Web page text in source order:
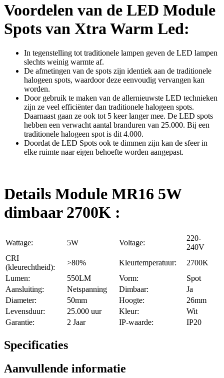
Voordelen van de LED Module
Spots van Xtra Warm Led:
In tegenstelling tot traditionele lampen geven de LED lampen
slechts weinig warmte af.
De afmetingen van de spots zijn identiek aan de traditionele
halogeen spots, waardoor deze eenvoudig vervangen kan
worden.
Door gebruik te maken van de allernieuwste LED technieken
zijn ze veel efficiënter dan traditionele halogeen spots.
Daarnaast gaan ze ook tot 5 keer langer mee. De LED spots
hebben een verwacht aantal branduren van 25.000. Bij een
traditionele halogeen spot is dit 4.000.
Doordat de LED Spots ook te dimmen zijn kan de sfeer in
elke ruimte naar eigen behoefte worden aangepast.
Details Module MR16 5W
dimbaar 2700K :
Wattage: 5W Voltage:
220-
240V
CRI
(kleurechtheid):
>80% Kleurtemperatuur:
2700K
Lumen:
550LM Vorm:
Spot
Aansluiting:
Netspanning Dimbaar:
Ja
Diameter:
50mm Hoogte:
26mm
Levensduur:
25.000 uur Kleur:
Wit
Garantie:
2 Jaar IP-waarde: IP20
Specificaties
Aanvullende informatie